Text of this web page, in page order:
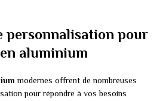
personnalisation pour
aluminium
modernes offrent de nombreuses
pour répondre à vos besoins